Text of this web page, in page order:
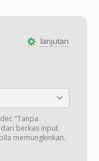
lanjutan
"Tanpa
berkas input
memungkinkan.